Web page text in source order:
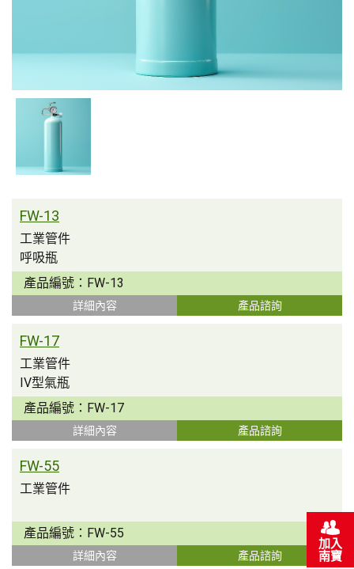
FW-13
工業管件
呼吸瓶
III型氣瓶
產品編號： FW-13
詳細內容 產品諮詢
FW-17
工業管件
IV型氣瓶
產品編號： FW-17
詳細內容 產品諮詢
FW-55
工業管件
產品編號： FW-55
詳細內容 產品諮詢
加入
南寶